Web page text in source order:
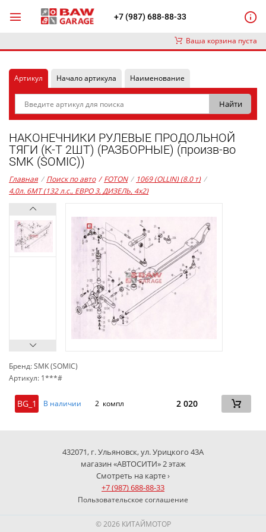
+7 (987) 688-88-33
Ваша корзина пуста
Артикул Начало артикула Наименование
НАКОНЕЧНИКИ РУЛЕВЫЕ ПРОДОЛЬНОЙ
ТЯГИ (К-Т 2ШТ) (РАЗБОРНЫЕ) (произв-во
SMK (SOMIC))
Главная / Поиск по авто / FOTON / 1069 (OLLIN) (8.0 т) /
4,0л. 6MT (132 л.с., ЕВРО 3, ДИЗЕЛЬ, 4x2)
Бренд: SMK (SOMIC)
Артикул: 1***#
BG_1 В наличии 2 компл 2 020
432071, г. Ульяновск, ул. Урицкого 43А
магазин «АВТОСИТИ» 2 этаж
Смотреть на карте ›
+7 (987) 688-88-33
Пользовательское соглашение
© 2026 КИТАЙМОТОР